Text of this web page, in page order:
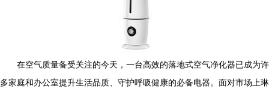
在空气质量备受关注的今天，一台高效的落地式空气净化器已成为许
多家庭和办公室提升生活品质、守护呼吸健康的必备电器。面对市场上琳